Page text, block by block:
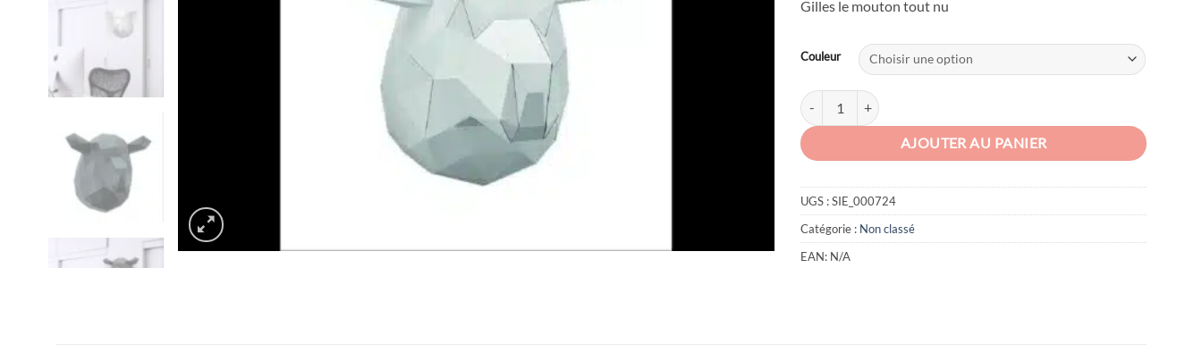
Gilles le mouton tout nu
Couleur
quantité de Gilles le mouton sans laine en papier 3D
AJOUTER AU PANIER
UGS :SIE_000724
Catégorie : Non classé
EAN: N/A